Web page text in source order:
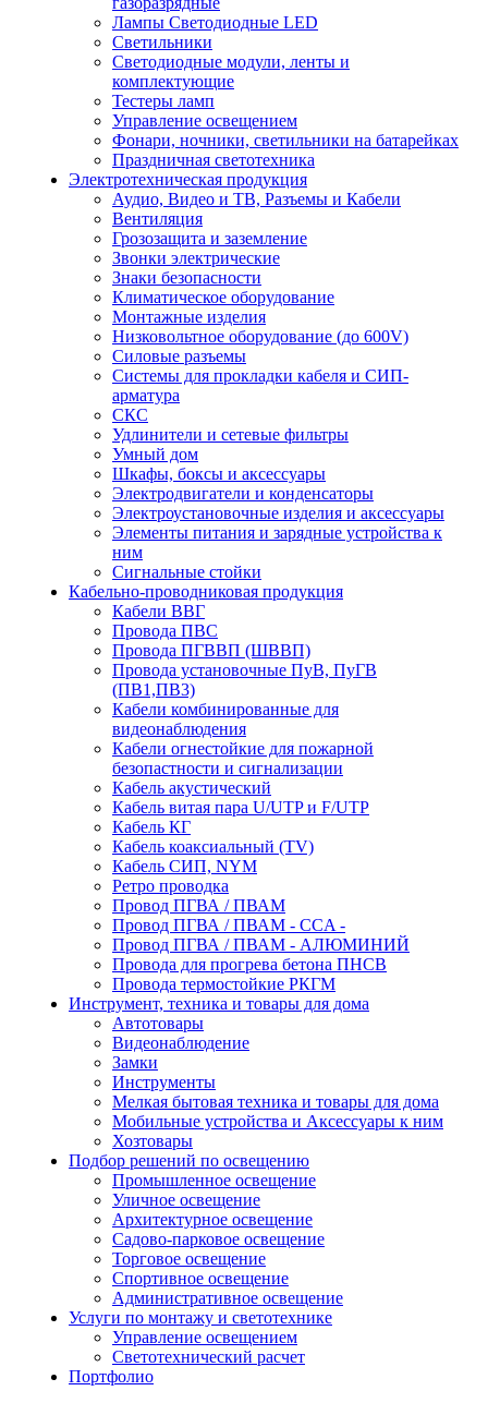
Лампы Светодиодные LED
Светильники
Светодиодные модули, ленты и
комплектующие
Тестеры ламп
Управление освещением
Фонари, ночники, светильники на батарейках
Праздничная светотехника
Электротехническая продукция
Аудио, Видео и ТВ, Разъемы и Кабели
Вентиляция
Грозозащита и заземление
Звонки электрические
Знаки безопасности
Климатическое оборудование
Монтажные изделия
Низковольтное оборудование (до 600V)
Силовые разъемы
Системы для прокладки кабеля и СИП-
арматура
СКС
Удлинители и сетевые фильтры
Умный дом
Шкафы, боксы и аксессуары
Электродвигатели и конденсаторы
Электроустановочные изделия и аксессуары
Элементы питания и зарядные устройства к
ним
Сигнальные стойки
Кабельно-проводниковая продукция
Кабели ВВГ
Провода ПВС
Провода ПГВВП (ШВВП)
Провода установочные ПуВ, ПуГВ
(ПВ1,ПВ3)
Кабели комбинированные для
видеонаблюдения
Кабели огнестойкие для пожарной
безопастности и сигнализации
Кабель акустический
Кабель витая пара U/UTP и F/UTP
Кабель КГ
Кабель коаксиальный (TV)
Кабель СИП, NYM
Ретро проводка
Провод ПГВА / ПВАМ
Провод ПГВА / ПВАМ - CCA -
Провод ПГВА / ПВАМ - АЛЮМИНИЙ
Провода для прогрева бетона ПНСВ
Провода термостойкие РКГМ
Инструмент, техника и товары для дома
Автотовары
Видеонаблюдение
Замки
Инструменты
Мелкая бытовая техника и товары для дома
Мобильные устройства и Аксессуары к ним
Хозтовары
Подбор решений по освещению
Промышленное освещение
Уличное освещение
Архитектурное освещение
Садово-парковое освещение
Торговое освещение
Спортивное освещение
Административное освещение
Услуги по монтажу и светотехнике
Управление освещением
Светотехнический расчет
Портфолио